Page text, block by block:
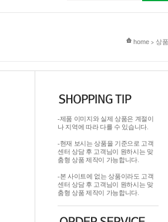
현재 위치
home > 상
-제품 이미지와 실제 상품은 계절이
나 지역에 따라 다를 수 있습니다.
-현재 보시는 상품을 기준으로 고객
센터 상담 후 고객님이 원하시는 맞
춤형 상품 제작이 가능합니다.
-본 사이트에 없는 상품이라도 고객
센터 상담 후 고객님이 원하시는 맞
춤형 상품 제작이 가능합니다.